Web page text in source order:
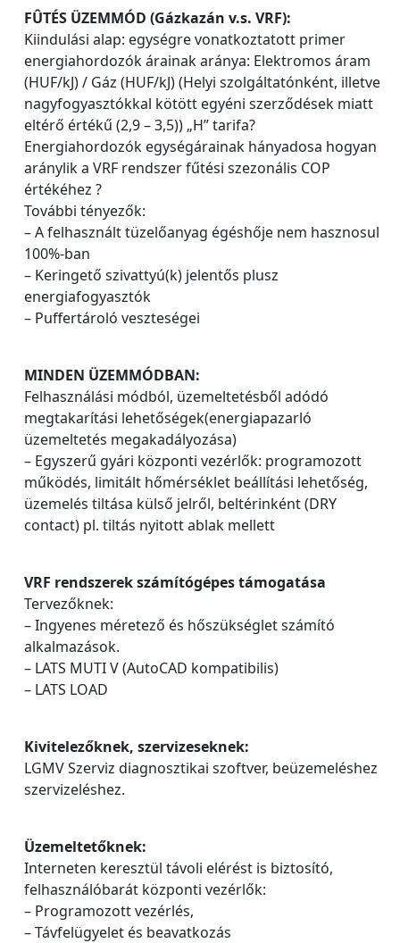
FÛTÉS ÜZEMMÓD (Gázkazán v.s. VRF):
Kiindulási alap: egységre vonatkoztatott primer
energiahordozók árainak aránya: Elektromos áram
(HUF/kJ) / Gáz (HUF/kJ) (Helyi szolgáltatónként, illetve
nagyfogyasztókkal kötött egyéni szerződések miatt
eltérő értékű (2,9 – 3,5)) „H” tarifa?
Energiahordozók egységárainak hányadosa hogyan
aránylik a VRF rendszer fűtési szezonális COP
értékéhez ?
További tényezők:
– A felhasznált tüzelőanyag égéshője nem hasznosul
100%-ban
– Keringető szivattyú(k) jelentős plusz
energiafogyasztók
– Puffertároló veszteségei
MINDEN ÜZEMMÓDBAN:
Felhasználási módból, üzemeltetésből adódó
megtakarítási lehetőségek(energiapazarló
üzemeltetés megakadályozása)
– Egyszerű gyári központi vezérlők: programozott
működés, limitált hőmérséklet beállítási lehetőség,
üzemelés tiltása külső jelről, beltérinként (DRY
contact) pl. tiltás nyitott ablak mellett
VRF rendszerek számítógépes támogatása
Tervezőknek:
– Ingyenes méretező és hőszükséglet számító
alkalmazások.
– LATS MUTI V (AutoCAD kompatibilis)
– LATS LOAD
Kivitelezőknek, szervizeseknek:
LGMV Szerviz diagnosztikai szoftver, beüzemeléshez
szervizeléshez.
Üzemeltetőknek:
Interneten keresztül távoli elérést is biztosító,
felhasználóbarát központi vezérlők:
– Programozott vezérlés,
– Távfelügyelet és beavatkozás